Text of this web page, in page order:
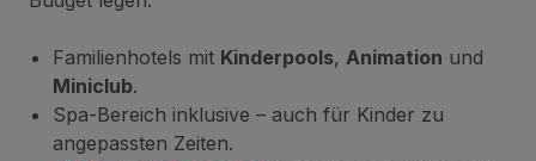
Familienhotels mit Kinderpools, Animation und
Miniclub.
Spa-Bereich inklusive – auch für Kinder zu
angepassten Zeiten.